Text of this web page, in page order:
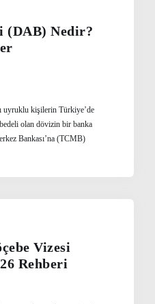
(DAB) Nedir?
uyruklu kişilerin Türkiye’de
olan dövizin bir banka
Bankası’na (TCMB)
Vizesi
Rehberi